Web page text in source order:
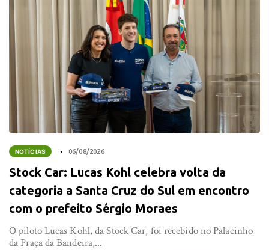
NOTÍCIAS 06/08/2026
Stock Car: Lucas Kohl celebra volta da
categoria a Santa Cruz do Sul em encontro
com o prefeito Sérgio Moraes
O piloto Lucas Kohl, da Stock Car, foi recebido no Palacinho
da Praça da Bandeira,...